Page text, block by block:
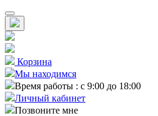
Корзина
Мы находимся
Время работы : с 9:00 до 18:00
Личный кабинет
Позвоните мне